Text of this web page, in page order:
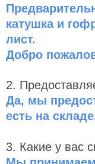
катушка и
лист.
Добро
2.
Да, мы
есть на
3. Какие у вас